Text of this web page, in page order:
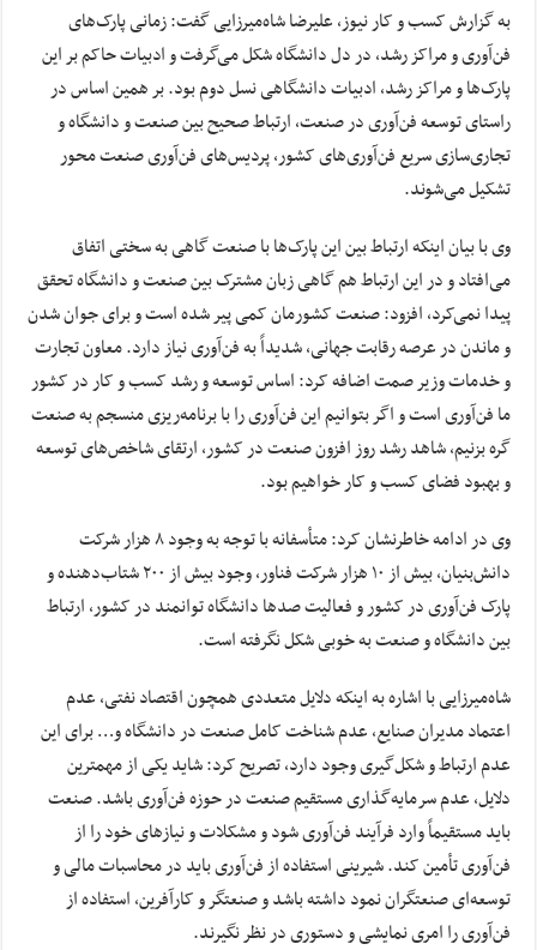
به گزارش کسب و کار نیوز، علیرضا شاه‌میرزایی گفت: زمانی پارک‌های
فن‌آوری و مراکز رشد، در دل دانشگاه شکل می‌گرفت و ادبیات حاکم بر این
پارک‌ها و مراکز رشد، ادبیات دانشگاهی نسل دوم بود. بر همین اساس در
راستای توسعه فن‌آوری در صنعت، ارتباط صحیح بین صنعت و دانشگاه و
تجاری‌سازی سریع فن‌آوری‌های کشور، پردیس‌های فن‌آوری صنعت محور
تشکیل می‌شوند.
وی با بیان اینکه ارتباط بین این پارک‌ها با صنعت گاهی به سختی اتفاق
می‌افتاد و در این ارتباط هم گاهی زبان مشترک بین صنعت و دانشگاه تحقق
پیدا نمی‌کرد، افزود: صنعت کشورمان کمی پیر شده است و برای جوان شدن
و ماندن در عرصه رقابت جهانی، شدیداً به فن‌آوری نیاز دارد. معاون تجارت
و خدمات وزیر صمت اضافه کرد: اساس توسعه و رشد کسب و کار در کشور
ما فن‌آوری است و اگر بتوانیم این فن‌آوری را با برنامه‌ریزی منسجم به صنعت
گره بزنیم، شاهد رشد روز افزون صنعت در کشور، ارتقای شاخص‌های توسعه
و بهبود فضای کسب و کار خواهیم بود.
وی در ادامه خاطرنشان کرد: متأسفانه با توجه به وجود ۸ هزار شرکت
دانش‌بنیان، بیش از ۱۰ هزار شرکت فناور، وجود بیش از ۲۰۰ شتاب‌دهنده و
پارک فن‌آوری در کشور و فعالیت صدها دانشگاه توانمند در کشور، ارتباط
بین دانشگاه و صنعت به خوبی شکل نگرفته است.
شاه‌میرزایی با اشاره به اینکه دلایل متعددی همچون اقتصاد نفتی، عدم
اعتماد مدیران صنایع، عدم شناخت کامل صنعت در دانشگاه و… برای این
عدم ارتباط و شکل‌گیری وجود دارد، تصریح کرد: شاید یکی از مهمترین
دلایل، عدم سرمایه‌گذاری مستقیم صنعت در حوزه فن‌آوری باشد. صنعت
باید مستقیماً وارد فرآیند فن‌آوری شود و مشکلات و نیازهای خود را از
فن‌آوری تأمین کند. شیرینی استفاده از فن‌آوری باید در محاسبات مالی و
توسعه‌ای صنعتگران نمود داشته باشد و صنعتگر و کارآفرین، استفاده از
فن‌آوری را امری نمایشی و دستوری در نظر نگیرند.